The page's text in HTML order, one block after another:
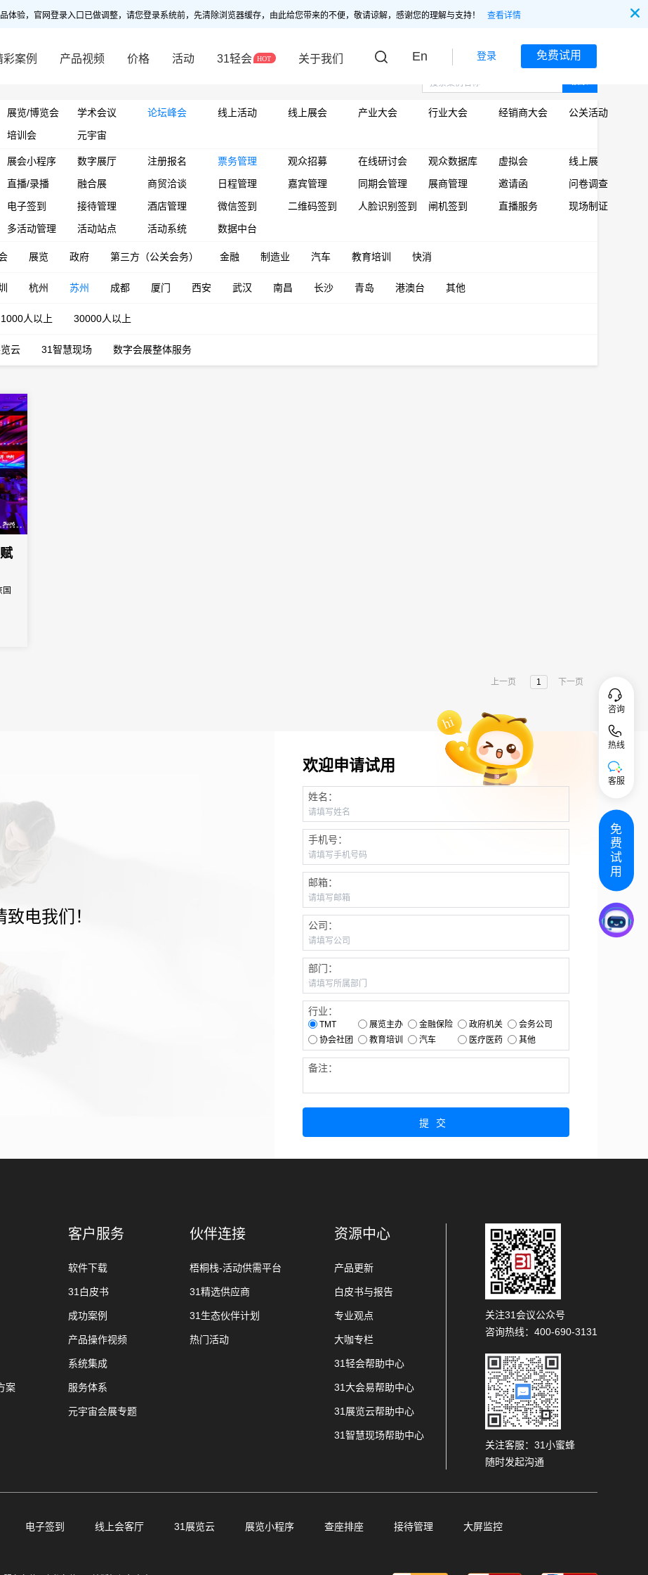
体验，官网登录入口已做调整，请您登录系统前，先清除浏览器缓存，由此给您带来的不便，敬请谅解，感谢您的理解与支持！ 查看详情
彩案例 产品视频 价格 活动 31轻会 关于我们 En 登录 免费试用
展览/博览会 学术会议 论坛峰会 线上活动 线上展会 产业大会 行业大会 经销商大会
公关活动
培训会 元宇宙
展会小程序 数字展厅 注册报名 票务管理 观众招募 在线研讨会 观众数据库 虚拟会
线上展
直播/录播 融合展 商贸洽谈 日程管理 嘉宾管理 同期会管理 展商管理 邀请函
问卷调查
电子签到 接待管理 酒店管理 微信签到 二维码签到 人脸识别签到 闸机签到 直播服务
现场制证
多活动管理 活动站点 活动系统 数据中台
展览 政府 第三方（公关会务） 金融 制造业 汽车 教育培训 快消
杭州 苏州 成都 厦门 西安 武汉 南昌 长沙 青岛 港澳台 其他
1000人以上 30000人以上
云 31智慧现场 数字会展整体服务
国
效
上一页 1 下一页
电我们！
欢迎申请试用
姓名：
手机号：
邮箱：
公司：
部门：
行业：
TMT 展览主办 金融保险 政府机关
会务公司
协会社团
教育培训 汽车 医疗医药 其他
备注：
提交
案
客户服务
软件下载
31白皮书
成功案例
产品操作视频
系统集成
服务体系
元宇宙会展专题
伙伴连接
梧桐栈-活动供需平台
31精选供应商
31生态伙伴计划
热门活动
资源中心
产品更新
白皮书与报告
专业观点
大咖专栏
31轻会帮助中心
31大会易帮助中心
31展览云帮助中心
31智慧现场帮助中心
关注31会议公众号
咨询热线：400-690-3131
关注客服：31小蜜蜂
随时发起沟通
电子签到 线上会客厅 31展览云 展览小程序 查座排座 接待管理 大屏监控
咨询
热线
客服
免
费
试
用